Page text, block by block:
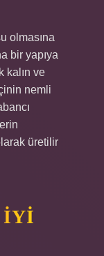
olmasına
bir yapıya
kalın ve
nemli
üretilir
IYI